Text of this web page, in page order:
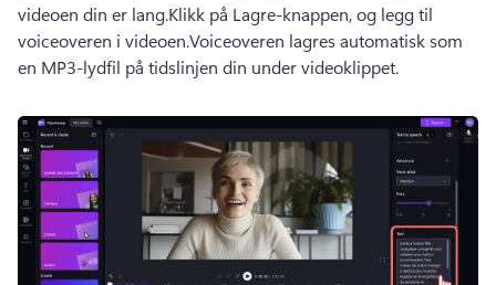
videoen din er lang.Klikk på Lagre-knappen, og legg til
voiceoveren i videoen.Voiceoveren lagres automatisk som
en MP3-lydfil på tidslinjen din under videoklippet.